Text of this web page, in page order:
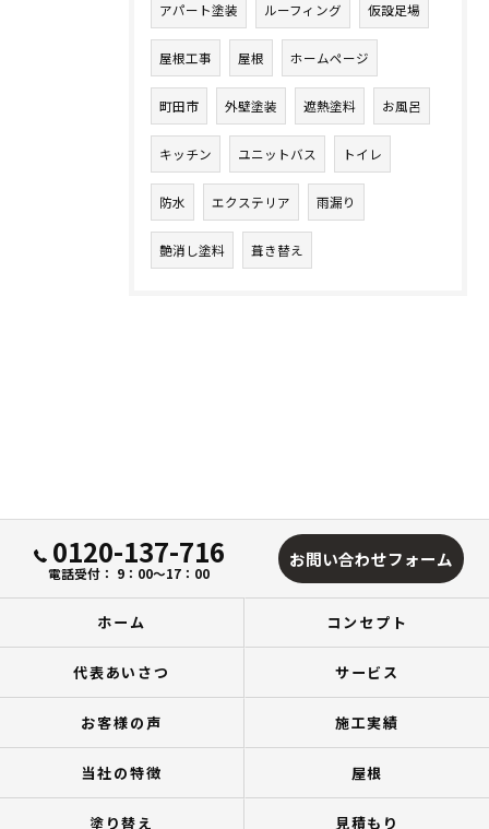
アパート塗装 ルーフィング 仮設足場
屋根工事 屋根 ホームページ
町田市 外壁塗装 遮熱塗料 お風呂
キッチン ユニットバス トイレ
防水 エクステリア 雨漏り
艶消し塗料 葺き替え
0120-137-716
電話受付： 9：00～17：00
お問い合わせフォーム
ホーム コンセプト
代表あいさつ サービス
お客様の声 施工実績
当社の特徴 屋根
塗り替え 見積もり